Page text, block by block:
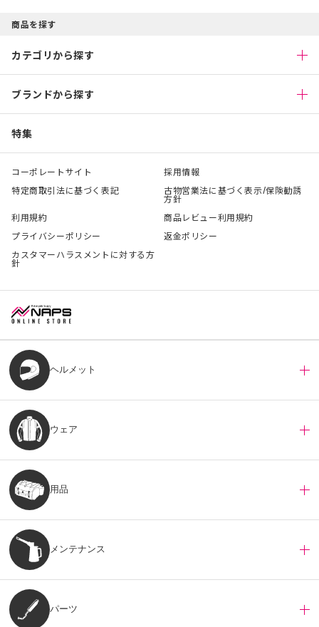
商品を探す
カテゴリから探す
ブランドから探す
特集
コーポレートサイト
採用情報
特定商取引法に基づく表記
古物営業法に基づく表示/保険勧誘
方針
利用規約
商品レビュー利用規約
プライバシーポリシー
返金ポリシー
カスタマーハラスメントに対する方
針
ヘルメット
ウェア
用品
メンテナンス
パーツ